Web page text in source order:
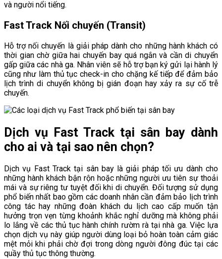
và người nổi tiếng.
Fast Track Nối chuyến (Transit)
Hỗ trợ nối chuyến là giải pháp dành cho những hành khách có
thời gian chờ giữa hai chuyến bay quá ngắn và cần di chuyển
gấp giữa các nhà ga. Nhân viên sẽ hỗ trợ bạn ký gửi lại hành lý
cũng như làm thủ tục check-in cho chặng kế tiếp để đảm bảo
lịch trình di chuyển không bị gián đoạn hay xảy ra sự cố trễ
chuyến.
Dịch vụ Fast Track tại sân bay dành
cho ai và tại sao nên chọn?
Dịch vụ Fast Track tại sân bay là giải pháp tối ưu dành cho
những hành khách bận rộn hoặc những người ưu tiên sự thoải
mái và sự riêng tư tuyệt đối khi di chuyển. Đối tượng sử dụng
phổ biến nhất bao gồm các doanh nhân cần đảm bảo lịch trình
công tác hay những đoàn khách du lịch cao cấp muốn tận
hưởng trọn vẹn từng khoảnh khắc nghỉ dưỡng mà không phải
lo lắng về các thủ tục hành chính rườm rà tại nhà ga. Việc lựa
chọn dịch vụ này giúp người dùng loại bỏ hoàn toàn cảm giác
mệt mỏi khi phải chờ đợi trong dòng người đông đúc tại các
quầy thủ tục thông thường.